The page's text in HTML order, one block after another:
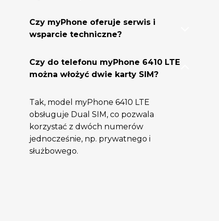
Czy myPhone oferuje serwis i
wsparcie techniczne?
Czy do telefonu myPhone 6410 LTE
można włożyć dwie karty SIM?
Tak, model myPhone 6410 LTE
obsługuje Dual SIM, co pozwala
korzystać z dwóch numerów
jednocześnie, np. prywatnego i
służbowego.